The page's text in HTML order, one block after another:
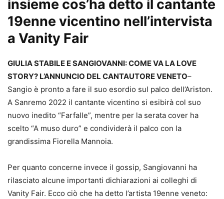
insieme cos’ha detto il cantante
19enne vicentino nell’intervista
a Vanity Fair
GIULIA STABILE E SANGIOVANNI: COME VA LA LOVE
STORY? L’ANNUNCIO DEL CANTAUTORE VENETO–
Sangio è pronto a fare il suo esordio sul palco dell’Ariston.
A Sanremo 2022 il cantante vicentino si esibirà col suo
nuovo inedito “Farfalle”, mentre per la serata cover ha
scelto “A muso duro” e condividerà il palco con la
grandissima Fiorella Mannoia.
Per quanto concerne invece il gossip, Sangiovanni ha
rilasciato alcune importanti dichiarazioni ai colleghi di
Vanity Fair. Ecco ciò che ha detto l’artista 19enne veneto: